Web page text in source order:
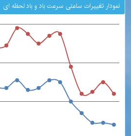
نمودار تغییرات ساعتی سرعت باد و باد لحظه ای